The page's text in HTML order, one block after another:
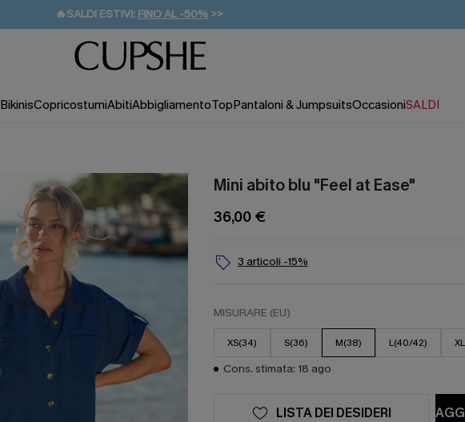
🔥SALDI ESTIVI: FINO AL -50% >>
🚚SPEDIZIONE GRATUITA DA 49€
💌REGALO PER I NUOVI: 20% DI SCONTO*
BikinisCopricostumiAbitiAbbigliamentoTopPantaloni & JumpsuitsOccasioniSALDI
Mini abito blu "Feel at Ease"
36,00 €
3 articoli -15%
MISURARE (EU)
XS(34) S(36) M(38) L(40/42)
Cons. stimata: 18 ago
LISTA DEI DESIDERI